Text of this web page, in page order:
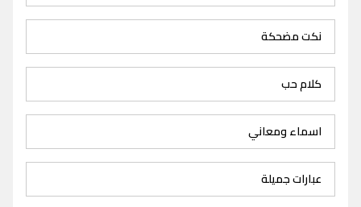
نكت مضحكة
كلام حب
اسماء ومعاني
عبارات جميلة